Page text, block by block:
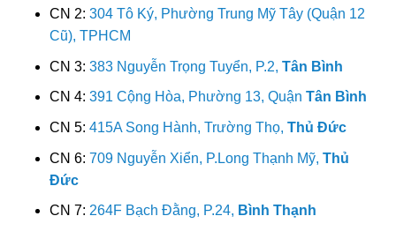
CN 2: 304 Tô Ký, Phường Trung Mỹ Tây (Quận 12
Cũ), TPHCM
CN 3: 383 Nguyễn Trọng Tuyển, P.2, Tân Bình
CN 4: 391 Cộng Hòa, Phường 13, Quận Tân Bình
CN 5: 415A Song Hành, Trường Thọ, Thủ Đức
CN 6: 709 Nguyễn Xiển, P.Long Thạnh Mỹ, Thủ
Đức
CN 7: 264F Bạch Đằng, P.24, Bình Thạnh